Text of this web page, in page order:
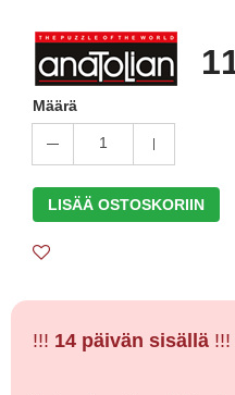
Määrä
1
LISÄÄ OSTOSKORIIN
!!! 14 päivän sisällä !!!